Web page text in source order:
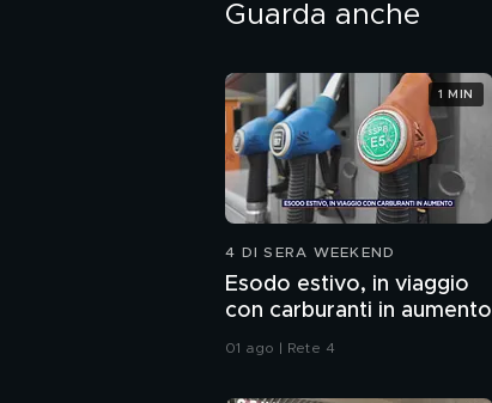
Guarda anche
4 DI SERA WEEKEND
Esodo estivo, in viaggio
con carburanti in aumento
01 ago | Rete 4
1 MIN